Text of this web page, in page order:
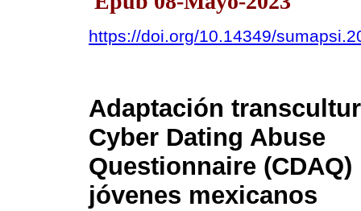
https://doi.org/10.14349/
Adaptación
Cyber Dating Abuse
Questionnaire (CDAQ)
jóvenes mexicanos